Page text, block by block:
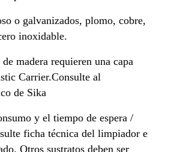
o galvanizados, plomo, cobre,
inoxidable.
madera requieren una capa
Carrier.Consulte al
de Sika
y el tiempo de espera /
ficha técnica del limpiador e
Otros sustratos deben ser